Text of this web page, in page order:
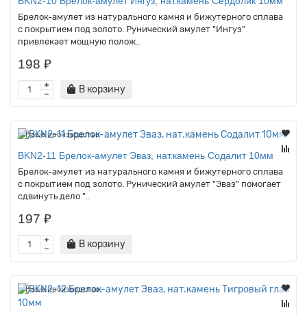
Брелок-амулет из натурального камня и бижутерного сплава
с покрытием под золото. Рунический амулет "Ингуз"
привлекает мощную полож..
198 ₽
В корзину
Наше производство
BKN2-11 Брелок-амулет Эваз, нат.камень Содалит 10мм
Брелок-амулет из натурального камня и бижутерного сплава
с покрытием под золото. Рунический амулет "Эваз" помогает
сдвинуть дело "..
197 ₽
В корзину
Наше производство